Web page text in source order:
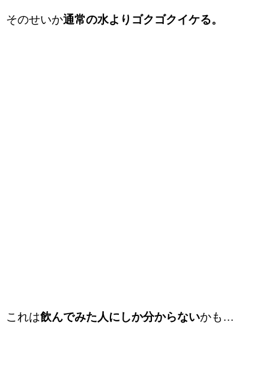
そのせいか通常の水よりゴクゴクイケる。
これは飲んでみた人にしか分からないかも…